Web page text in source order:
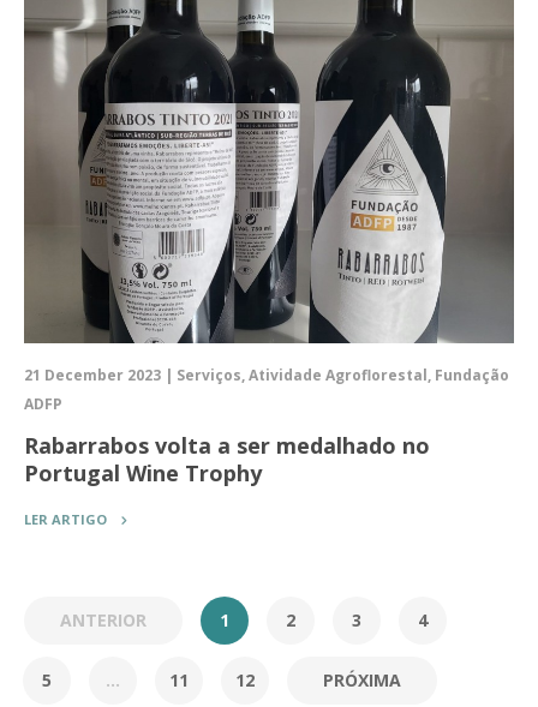
21 December 2023 | Serviços, Atividade Agroflorestal, Fundação
ADFP
Rabarrabos volta a ser medalhado no
Portugal Wine Trophy
LER ARTIGO
ANTERIOR 1 2 3 4
5 ... 11 12 PRÓXIMA